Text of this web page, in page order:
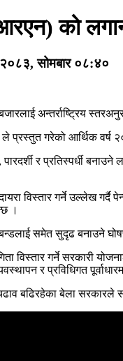
को
सोमबार ०८:४०
अन्तर्राष्ट्रिय
गरेको आर्थिक वर्ष
र प्रतिस्पर्धी
विस्तार गर्ने उल्लेख
।
समेत सुदृढ बनाउने
विस्तार गर्ने सरकारी
र प्रविधिगत
बढिरहेका बेला